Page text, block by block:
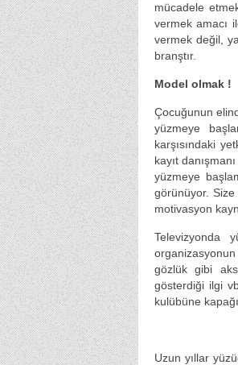
mücadele
vermek amacı
vermek değil,
branştır.
Model olmak !
Çocuğunun
yüzmeye
karşısındaki
kayıt
yüzmeye
görünüyor. Size
motivasyon
Televizyonda
gözlük gibi
gösterdiği ilgi
kulübüne
Uzun yıllar